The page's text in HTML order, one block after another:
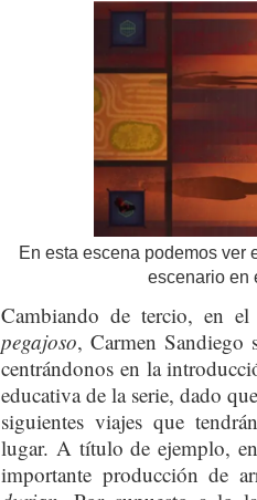
En esta escena podemos ver
escenario en
Cambiando de tercio, en
pegajoso, Carmen Sandiego
centrándonos en la
educativa de la serie, dado
siguientes viajes que
lugar. A título de ejemplo,
importante producción de